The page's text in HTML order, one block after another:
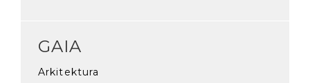
GAIA
Arkitektura